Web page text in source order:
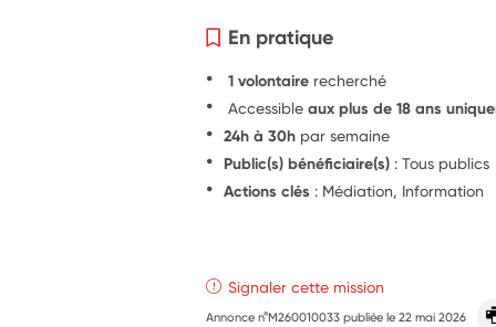
En pratique
1 volontaire recherché
Accessibleaux plus de 18 ans
24h à 30h par semaine
Public(s) bénéficiaire(s) : Tous publics
Actions clés : Médiation, Information
Signaler cette mission
Annonce n°M260010033 publiée le22 mai 2026